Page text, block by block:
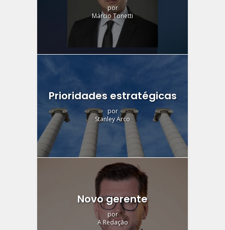
por
Márcio Tonetti
Prioridades estratégicas
por
Stanley Arco
Novo gerente
por
A Redação